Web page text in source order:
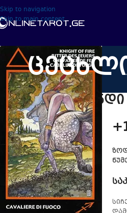
Skip to navigation
Skip to main content
ცეცხლის რაინდი